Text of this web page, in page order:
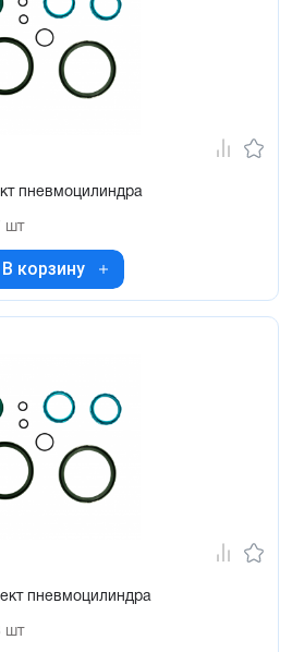
пневмоцилиндра
шт
В корзину
пневмоцилиндра
шт